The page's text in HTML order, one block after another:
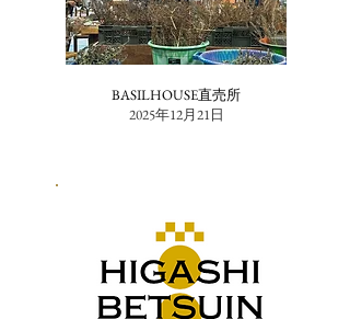
BASILHOUSE直売所
2025年12月21日